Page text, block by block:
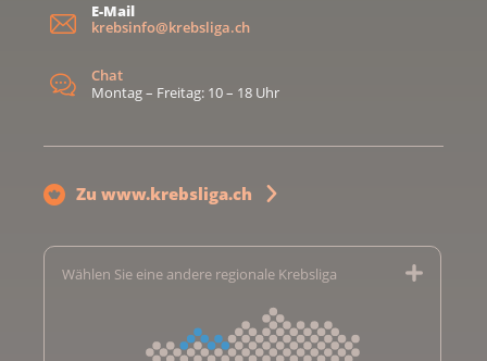
E-Mail
krebsinfo@krebsliga.ch
Chat
Montag – Freitag: 10 – 18 Uhr
Zu www.krebsliga.ch
Wählen Sie eine andere regionale Krebsliga